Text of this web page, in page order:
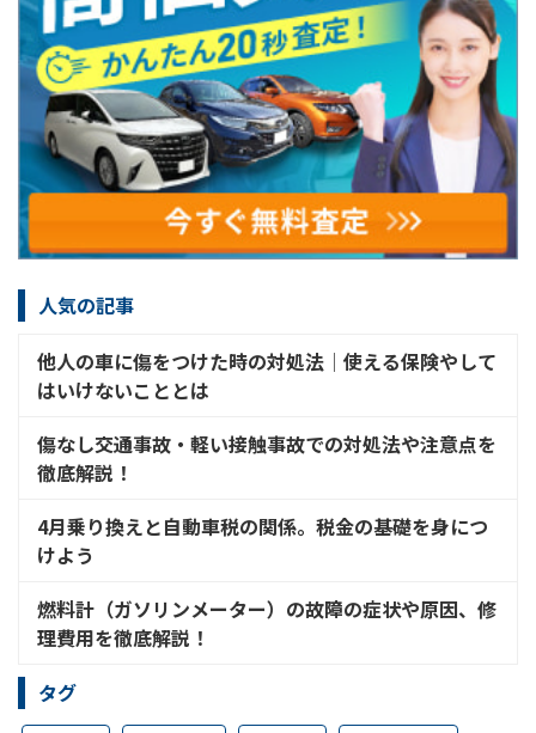
人気の記事
他人の車に傷をつけた時の対処法│使える保険やして
はいけないこととは
傷なし交通事故・軽い接触事故での対処法や注意点を
徹底解説！
4月乗り換えと自動車税の関係。税金の基礎を身につ
けよう
燃料計（ガソリンメーター）の故障の症状や原因、修
理費用を徹底解説！
タグ